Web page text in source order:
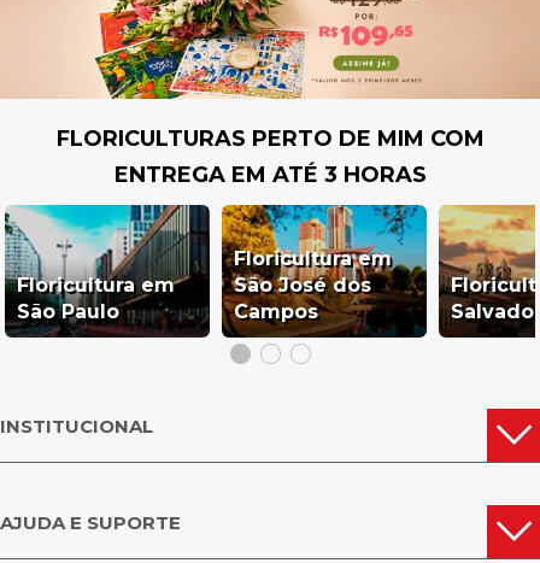
FLORICULTURAS PERTO DE MIM COM
ENTREGA EM ATÉ 3 HORAS
Floricultura em
São Paulo
Floricultura em
São José dos
Campos
INSTITUCIONAL
AJUDA E SUPORTE